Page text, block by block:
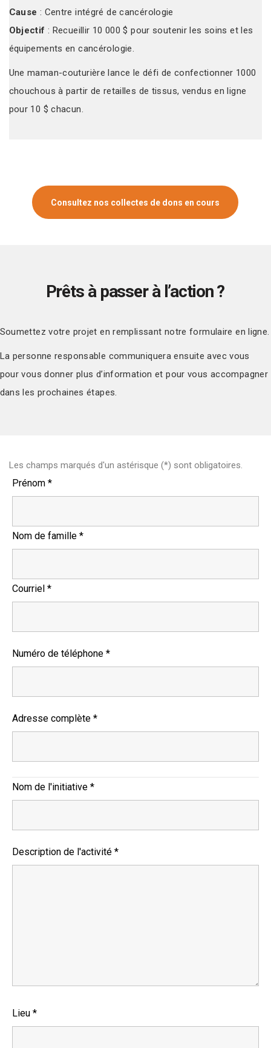
Cause : Centre intégré de cancérologie
Objectif : Recueillir 10 000 $ pour soutenir les soins et les
équipements en cancérologie.
Une maman-couturière lance le défi de confectionner 1000
chouchous à partir de retailles de tissus, vendus en ligne
pour 10 $ chacun.
Consultez nos collectes de dons en cours
Prêts à passer à l’action ?
Soumettez votre projet en remplissant notre formulaire en ligne.
La personne responsable communiquera ensuite avec vous
pour vous donner plus d’information et pour vous accompagner
dans les prochaines étapes.
Les champs marqués d'un astérisque (*) sont obligatoires.
Prénom *
Nom de famille *
Courriel *
Numéro de téléphone *
Adresse complète *
Nom de l'initiative *
Description de l'activité *
Lieu *